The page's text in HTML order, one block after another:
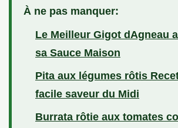
À ne pas manquer:
Le Meilleur Gigot dAgneau
sa Sauce Maison
Pita aux légumes rôtis
facile saveur du Midi
Burrata rôtie aux tomates